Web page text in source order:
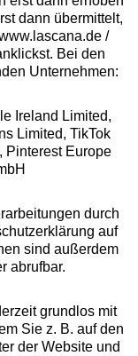
dann übermittelt,
/
Bei den
Unternehmen:
Ireland Limited,
Limited, TikTok
Pinterest Europe
durch
auf
sind außerdem
abrufbar.
grundlos mit
Sie z. B. auf den
der Website und